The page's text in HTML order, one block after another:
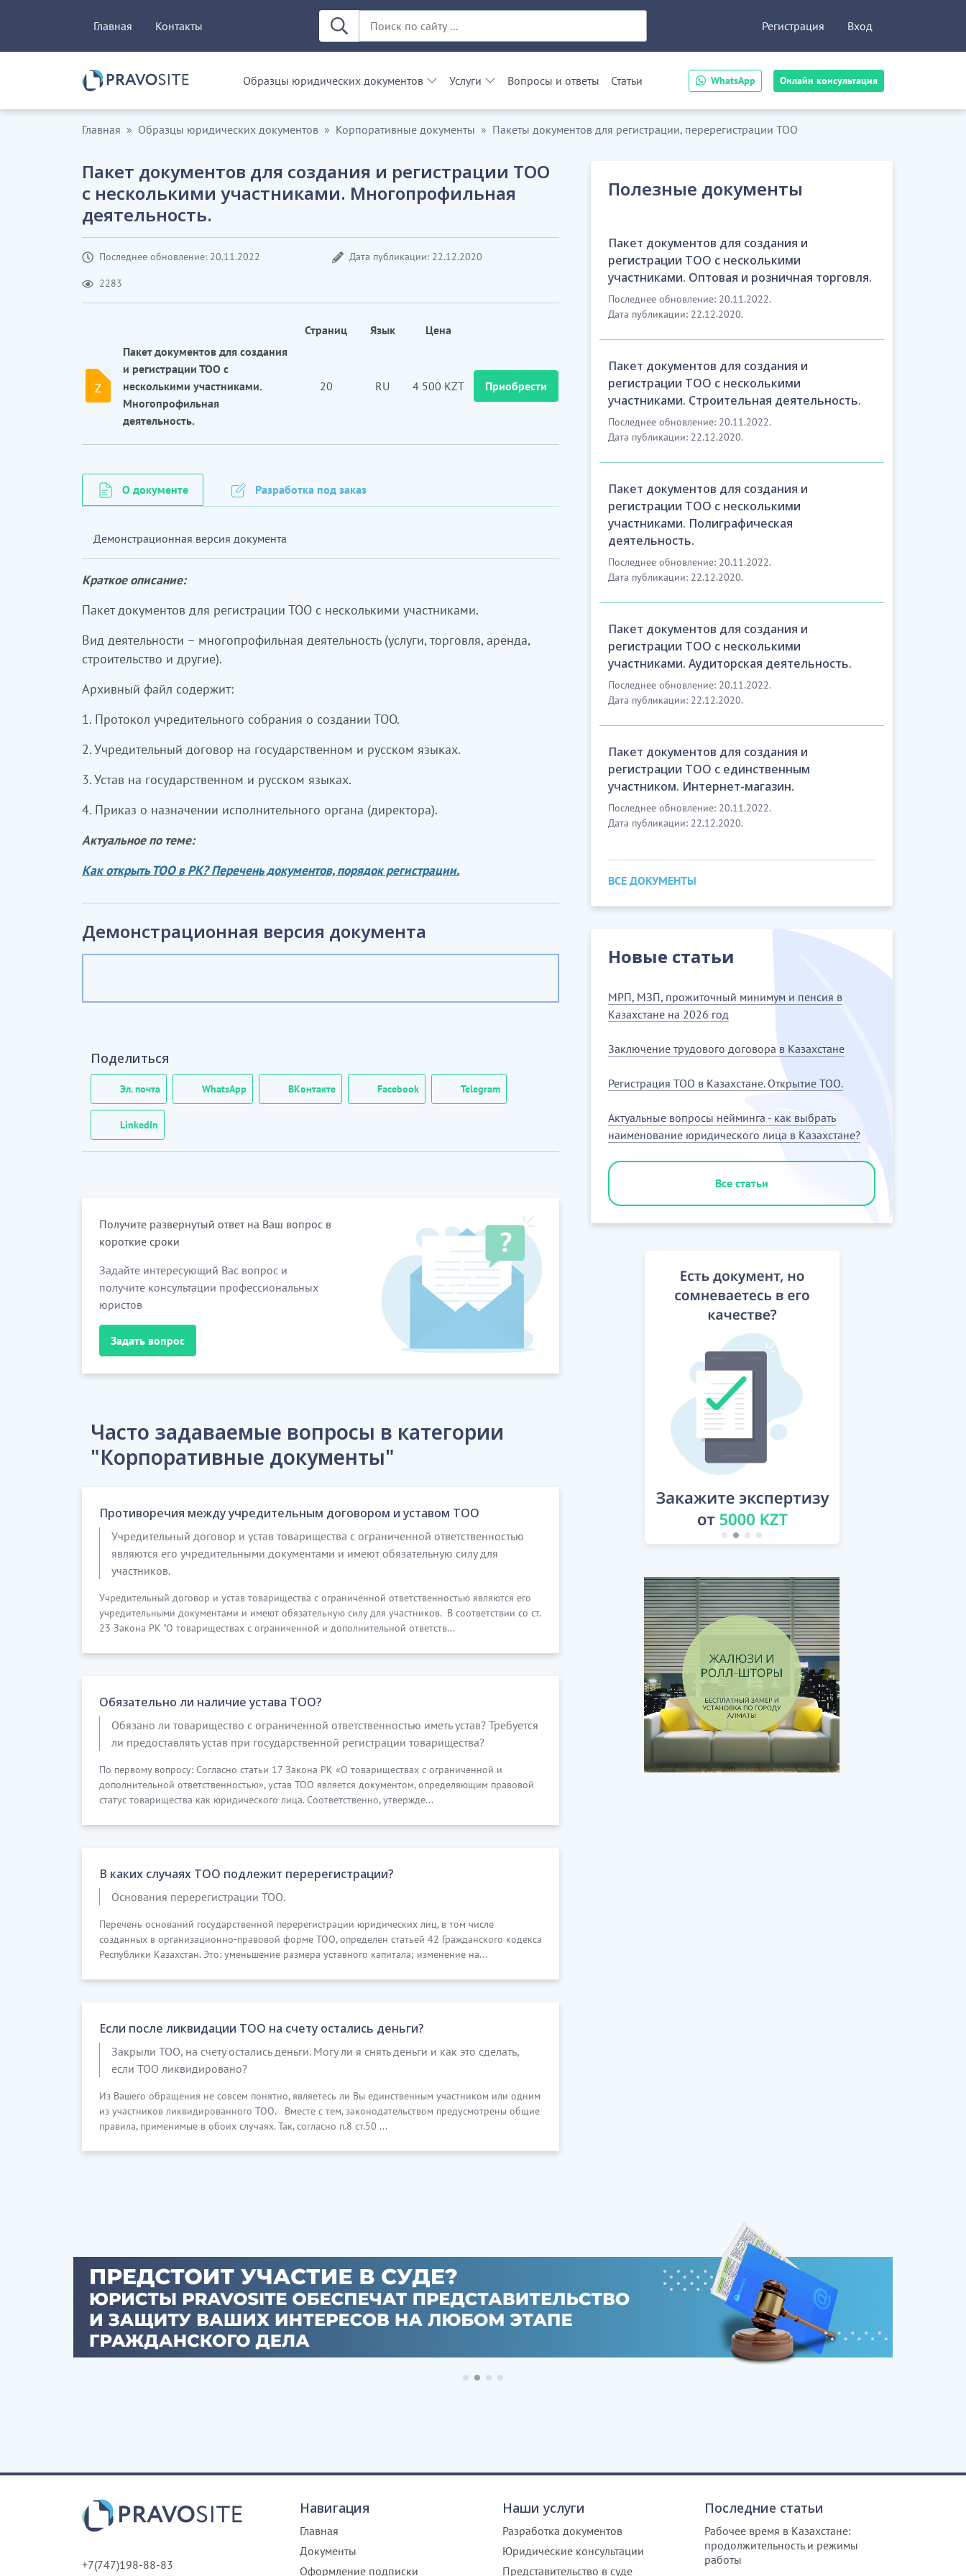
WhatsApp Онлайн консультация
Главная Контакты Регистрация Вход
Образцы юридических документов Услуги Вопросы и ответы Статьи
Главная Образцы юридических документов Корпоративные документы Пакеты документов для регистрации, перерегистрации ТОО
Пакет документов для создания и регистрации ТОО
с несколькими участниками. Многопрофильная
деятельность.
Последнее обновление: 20.11.2022 Дата публикации: 22.12.2020
2283
Страниц Язык
Цена
Пакет документов для создания
и регистрации ТОО с
несколькими участниками.
Многопрофильная
деятельность.
20 RU 4 500 KZT Приобрести
О документе Разработка под заказ
Демонстрационная версия документа
Краткое описание:
Пакет документов для регистрации ТОО с несколькими участниками.
Вид деятельности – многопрофильная деятельность (услуги, торговля, аренда,
строительство и другие).
Архивный файл содержит:
1. Протокол учредительного собрания о создании ТОО.
2. Учредительный договор на государственном и русском языках.
3. Устав на государственном и русском языках.
4. Приказ о назначении исполнительного органа (директора).
Актуальное по теме:
Как открыть ТОО в РК? Перечень документов, порядок регистрации.
Демонстрационная версия документа
Поделиться
Эл. почта WhatsApp ВКонтакте Facebook Telegram
LinkedIn
Получите развернутый ответ на Ваш вопрос в
короткие сроки
Задайте интересующий Вас вопрос и
получите консультации профессиональных
юристов
Задать вопрос
Часто задаваемые вопросы в категории
"Корпоративные документы"
Противоречия между учредительным договором и уставом ТОО
Учредительный договор и устав товарищества с ограниченной ответственностью
являются его учредительными документами и имеют обязательную силу для
участников.
Учредительный договор и устав товарищества с ограниченной ответственностью являются его
учредительными документами и имеют обязательную силу для участников. В соответствии со ст.
23 Закона РК "О товариществах с ограниченной и дополнительной ответств...
Обязательно ли наличие устава ТОО?
Обязано ли товарищество с ограниченной ответственностью иметь устав? Требуется
ли предоставлять устав при государственной регистрации товарищества?
По первому вопросу: Согласно статьи 17 Закона РК «О товариществах с ограниченной и
дополнительной ответственностью», устав ТОО является документом, определяющим правовой
статус товарищества как юридического лица. Соответственно, утвержде...
В каких случаях ТОО подлежит перерегистрации?
Основания перерегистрации ТОО.
Перечень оснований государственной перерегистрации юридических лиц, в том числе
созданных в организационно-правовой форме ТОО, определен статьей 42 Гражданского кодекса
Республики Казахстан. Это: уменьшение размера уставного капитала; изменение на...
Если после ликвидации ТОО на счету остались деньги?
Закрыли ТОО, на счету остались деньги. Могу ли я снять деньги и как это сделать,
если ТОО ликвидировано?
Из Вашего обращения не совсем понятно, являетесь ли Вы единственным участником или одним
из участников ликвидированного ТОО. Вместе с тем, законодательством предусмотрены общие
правила, применимые в обоих случаях. Так, согласно п.8 ст.50 ...
Полезные документы
Пакет документов для создания и
регистрации ТОО с несколькими
участниками. Оптовая и розничная торговля.
Последнее обновление: 20.11.2022.
Дата публикации: 22.12.2020.
Пакет документов для создания и
регистрации ТОО с несколькими
участниками. Строительная деятельность.
Последнее обновление: 20.11.2022.
Дата публикации: 22.12.2020.
Пакет документов для создания и
регистрации ТОО с несколькими
участниками. Полиграфическая
деятельность.
Последнее обновление: 20.11.2022.
Дата публикации: 22.12.2020.
Пакет документов для создания и
регистрации ТОО с несколькими
участниками. Аудиторская деятельность.
Последнее обновление: 20.11.2022.
Дата публикации: 22.12.2020.
Пакет документов для создания и
регистрации ТОО с единственным
участником. Интернет-магазин.
Последнее обновление: 20.11.2022.
Дата публикации: 22.12.2020.
ВСЕ ДОКУМЕНТЫ
Новые статьи
МРП, МЗП, прожиточный минимум и пенсия в
Казахстане на 2026 год
Заключение трудового договора в Казахстане
Регистрация ТОО в Казахстане. Открытие ТОО.
Актуальные вопросы нейминга - как выбрать
наименование юридического лица в Казахстане?
Все статьи
+7(747)198-88-83
Навигация
Главная
Документы
Оформление подписки
Наши услуги
Разработка документов
Юридические консультации
Представительство в суде
Последние статьи
Рабочее время в Казахстане:
продолжительность и режимы
работы